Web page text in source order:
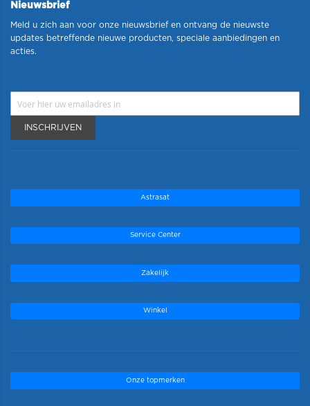
Nieuwsbrief
Meld u zich aan voor onze nieuwsbrief en ontvang de nieuwste
updates betreffende nieuwe producten, speciale aanbiedingen en
acties.
INSCHRIJVEN
Astrasat
Service Center
Zakelijk
Winkel
Onze topmerken